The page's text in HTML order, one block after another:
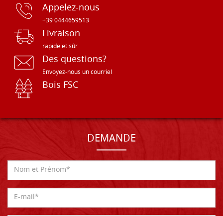
Appelez-nous
+39 0444659513
Livraison
rapide et sûr
Des questions?
Envoyez-nous un courriel
Bois FSC
DEMANDE